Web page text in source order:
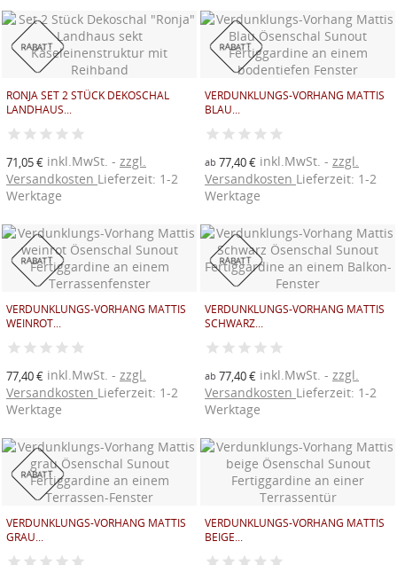
RABATT
RONJA SET 2 STÜCK DEKOSCHAL
LANDHAUS...
71,05 € inkl.MwSt.
zzgl.
Versandkosten Lieferzeit: 1-2
Werktage
RABATT
VERDUNKLUNGS-VORHANG MATTIS
BLAU...
ab 77,40 € inkl.MwSt.
zzgl.
Versandkosten Lieferzeit: 1-2
Werktage
RABATT
VERDUNKLUNGS-VORHANG MATTIS
WEINROT...
77,40 € inkl.MwSt.
zzgl.
Versandkosten Lieferzeit: 1-2
Werktage
RABATT
VERDUNKLUNGS-VORHANG MATTIS
SCHWARZ...
ab 77,40 € inkl.MwSt.
zzgl.
Versandkosten Lieferzeit: 1-2
Werktage
RABATT
VERDUNKLUNGS-VORHANG MATTIS
GRAU...
VERDUNKLUNGS-VORHANG MATTIS
BEIGE...